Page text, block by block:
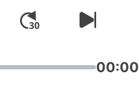
00:00